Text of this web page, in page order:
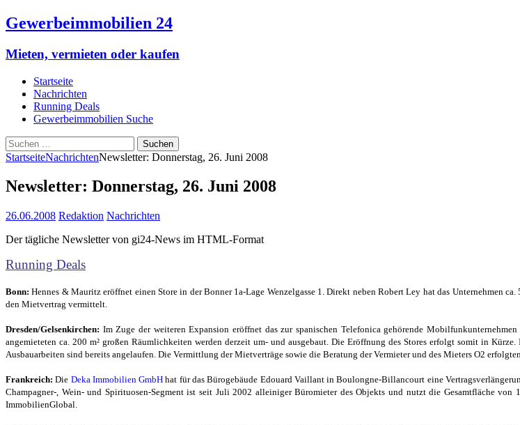
Gewerbeimmobilien 24
Mieten, vermieten oder kaufen
Startseite
Nachrichten
Running Deals
Gewerbeimmobilien Suche
Suchen
nach:
StartseiteNachrichtenNewsletter: Donnerstag, 26. Juni 2008
Newsletter: Donnerstag, 26. Juni 2008
26.06.2008 Redaktion Nachrichten
Der tägliche Newsletter von gi24-News im HTML-Format
Running Deals
Bonn: Hennes & Mauritz eröffnet einen Store in der Bonner 1a-Lage Wenzelgasse 1. Direkt neben Robert Ley hat das Unternehmen
den Mietvertrag vermittelt.
Dresden/Gelsenkirchen: Im Zuge der weiteren Expansion eröffnet das zur spanischen Telefonica gehörende
angemieteten ca. 200 m² großen Räumlichkeiten werden derzeit um- und ausgebaut. Die Eröffnung des Stores erfolgt somit in
Ausbauarbeiten sind bereits angelaufen. Die Vermittlung der Mietverträge sowie die Beratung der Vermieter und des Mieters O2
Frankreich: Die Deka Immobilien GmbH hat für das Bürogebäude Edouard Vaillant in Boulongne-Billancourt eine
Champagner-, Wein- und Spirituosen-Segment ist seit Juli 2002 alleiniger Büromieter des Objekts und nutzt die Gesamtfläche von
ImmobilienGlobal.